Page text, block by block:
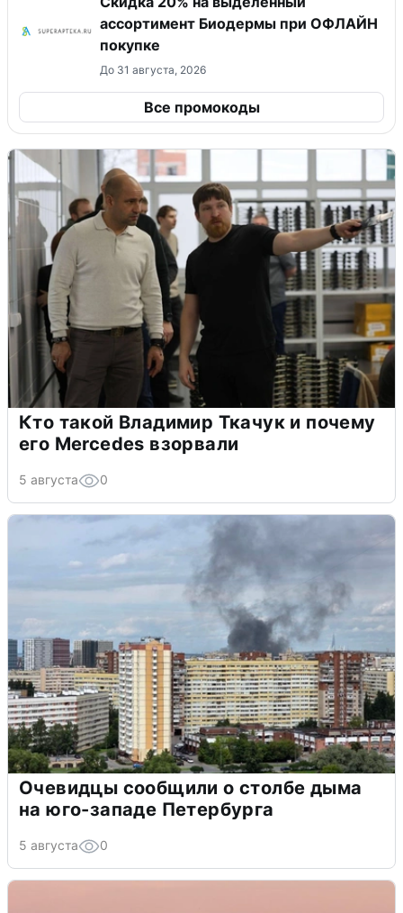
ассортимент Биодермы при ОФЛАЙН
покупке
До 31 августа, 2026
Все промокоды
Кто такой Владимир Ткачук и почему
его Mercedes взорвали
5 августа 0
Очевидцы сообщили о столбе дыма
на юго-западе Петербурга
5 августа 0